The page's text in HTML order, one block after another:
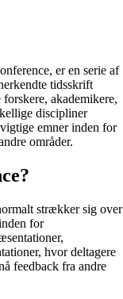
er en serie af
tidsskrift
akademikere,
discipliner
emner inden for
områder.
strækker sig over
for
hvor deltagere
feedback fra andre